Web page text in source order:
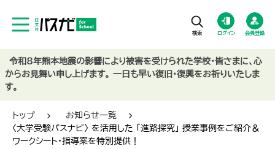
ログイン 会員登録
トップ
お知らせ一覧
〈大学受験パスナビ〉 を活用した 「進路探究」 授業事例をご紹介＆
ワークシート・指導案を特別提供！
令和8年熊本地震の影響により被害を受けられた学校・皆さまに、心
からお見舞い申し上げます。 一日も早い復旧・復興をお祈りいたしま
す。